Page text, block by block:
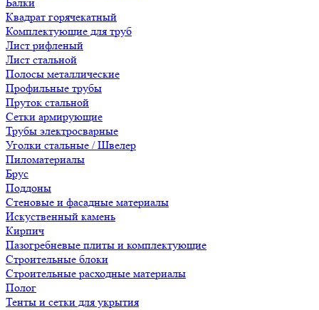
Квадрат горячекатный
Комплектующие для труб
Лист рифленый
Лист стальной
Полосы металлические
Профильные трубы
Пруток стальной
Сетки армирующие
Трубы электросварные
Уголки стальные / Швелер
Пиломатериалы
Брус
Поддоны
Стеновые и фасадные материалы
Искуственный камень
Кирпич
Пазогребневые плиты и комплектующие
Строительные блоки
Строительные расходные материалы
Полог
Тенты и сетки для укрытия